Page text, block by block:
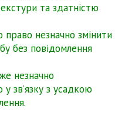
та здатністю
незначно змінити
без повідомлення
незначно
у зв’язку з усадкою